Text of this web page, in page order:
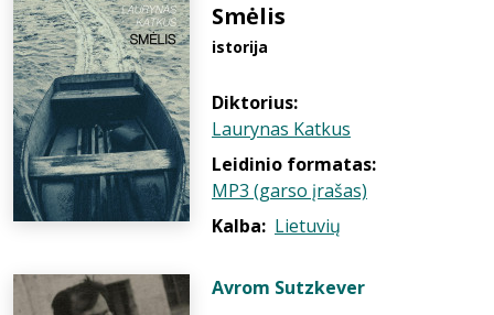
Smėlis
istorija
Diktorius:
Laurynas Katkus
Leidinio formatas:
MP3 (garso įrašas)
Kalba: Lietuvių
Avrom Sutzkever